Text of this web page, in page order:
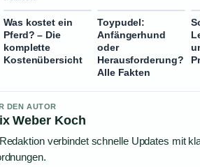
Was kostet ein
Pferd? – Die
komplette
Kostenübersicht
Toypudel:
Anfängerhund
oder
Herausforderung?
Alle Fakten
DEN AUTOR
Weber Koch
verbindet schnelle Updates mit